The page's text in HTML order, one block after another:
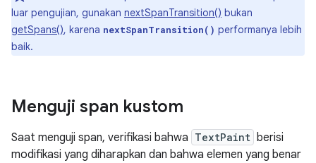
luar pengujian, gunakan nextSpanTransition() bukan
getSpans(), karena nextSpanTransition() performanya lebih
baik.
Menguji span kustom
Saat menguji span, verifikasi bahwa TextPaint
berisi
modifikasi yang diharapkan dan bahwa elemen yang benar